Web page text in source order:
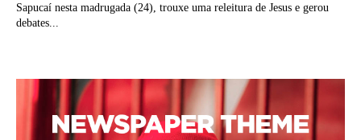
Sapucaí nesta madrugada (24), trouxe uma releitura de Jesus e gerou
debates...